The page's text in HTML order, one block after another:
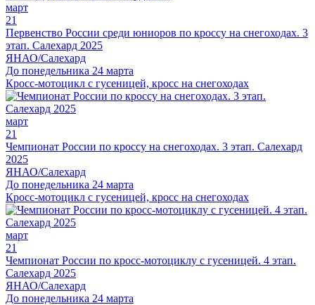
март
21
Первенство России среди юниоров по кроссу на снегоходах. 3
этап. Салехард 2025
ЯНАО/Салехард
До понедельника 24 марта
Кросс-мотоцикл с гусеницей, кросс на снегоходах
март
21
Чемпионат России по кроссу на снегоходах. 3 этап. Салехард
2025
ЯНАО/Салехард
До понедельника 24 марта
Кросс-мотоцикл с гусеницей, кросс на снегоходах
март
21
Чемпионат России по кросс-мотоциклу с гусеницей. 4 этап.
Салехард 2025
ЯНАО/Салехард
До понедельника 24 марта